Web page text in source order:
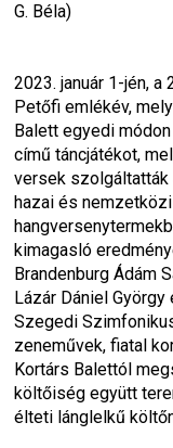
G. Béla)
2023. január 1-jén,
Petőfi emlékév,
Balett egyedi
című táncjátékot,
versek szolgáltatták
hazai és
kimagasló
Brandenburg Ádám
Lázár Dániel
Szegedi
zeneművek, fiatal
Kortárs Balettól
költőiség együtt
élteti lánglelkű